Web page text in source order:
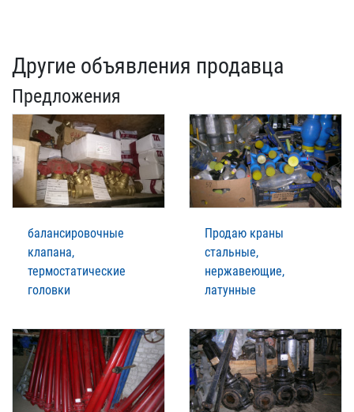
Другие объявления продавца
Предложения
балансировочные
клапана,
термостатические
головки
Продаю краны
стальные,
нержавеющие,
латунные